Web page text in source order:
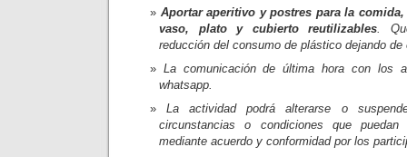
Aportar aperitivo y postres para la
vaso, plato y cubierto reutilizables.
reducción del consumo de plástico dejando
La comunicación de última hora con los
whatsapp.
La actividad podrá alterarse o
circunstancias o condiciones que
mediante acuerdo y conformidad por los